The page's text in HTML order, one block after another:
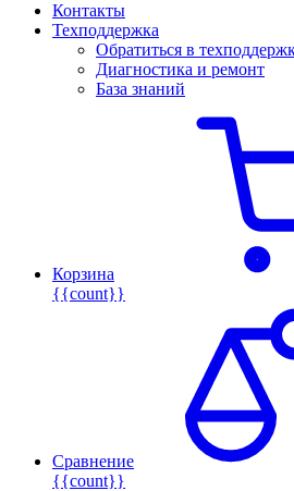
Контакты
Техподдержка
Обратиться в
Диагностика и ремонт
База знаний
Корзина
{{count}}
Сравнение
{{count}}